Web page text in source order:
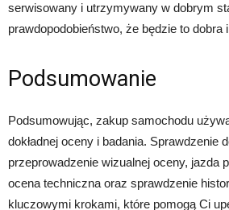
serwisowany i utrzymywany w dobrym
prawdopodobieństwo, że będzie to dobra
Podsumowanie
Podsumowując, zakup samochodu
dokładnej oceny i badania. Sprawdzenie
przeprowadzenie wizualnej oceny, jazda
ocena techniczna oraz sprawdzenie
kluczowymi krokami, które pomogą Ci